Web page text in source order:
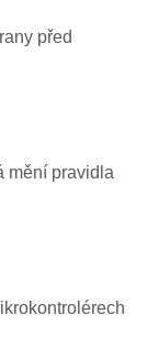
před
mění pravidla